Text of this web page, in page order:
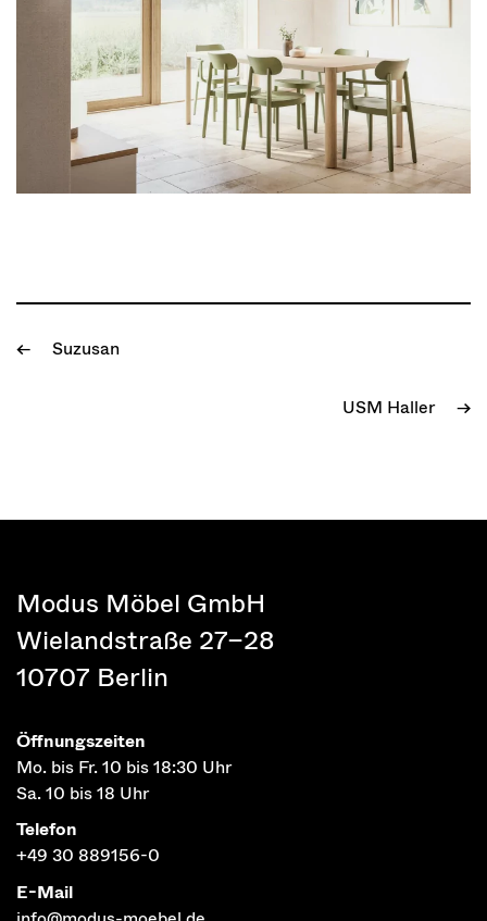
← Suzusan
USM Haller →
Modus Möbel GmbH
Wielandstraße 27–28
10707 Berlin
Öffnungszeiten
Mo. bis Fr. 10 bis 18:30 Uhr
Sa. 10 bis 18 Uhr
Telefon
+49 30 889156-0
E-Mail